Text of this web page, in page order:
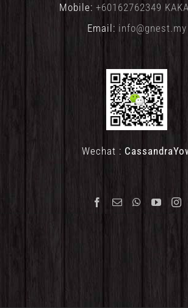
Mobile: +60162762349
Email: info@gnest.my
Wechat :